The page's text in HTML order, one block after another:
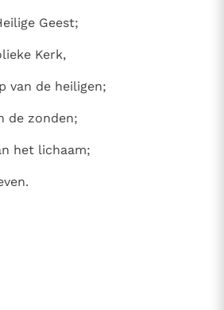
toont ons de noodzaak om
te keren.
heel veel belangrijke
van de Rooms
van donaties.
Geest;
Kerk,
van de heiligen;
de zonden;
het lichaam;